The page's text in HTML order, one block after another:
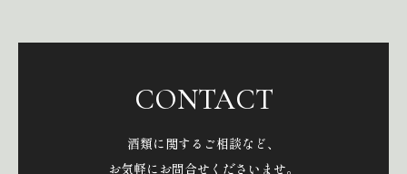
CONTACT
酒類に関するご相談など、
お気軽にお問合せくださいませ。